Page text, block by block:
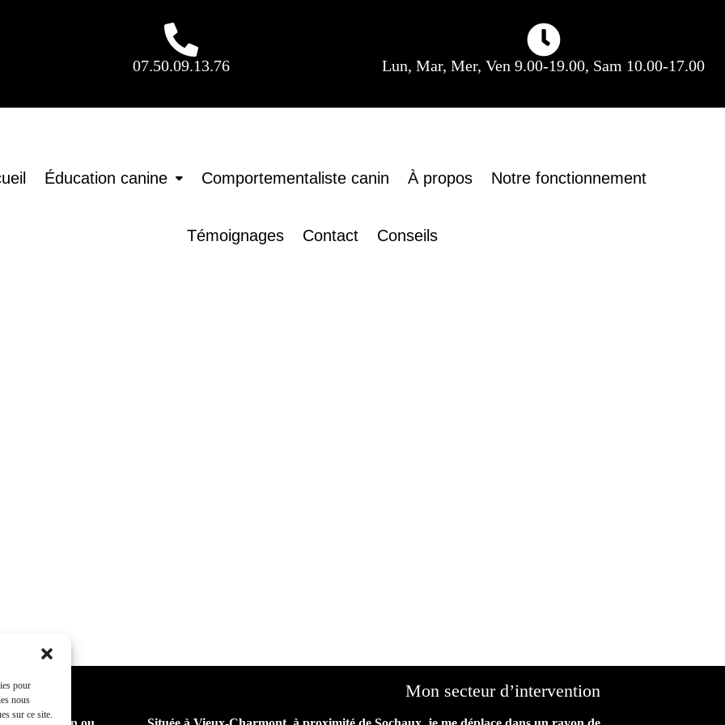
pour
nous
sur ce site.
07.50.09.13.76 Lun, Mar, Mer, Ven 9.00-19.00, Sam 10.00-17.00
Éducation canine Comportementaliste canin À propos Notre fonctionnement
Témoignages Contact Conseils
Mon secteur d’intervention